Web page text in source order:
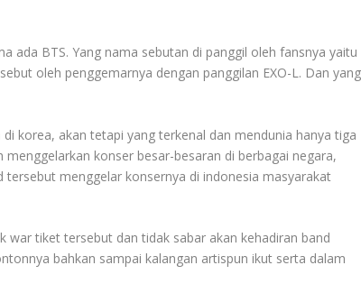
ada BTS. Yang nama sebutan di panggil oleh fansnya yaitu
oleh penggemarnya dengan panggilan EXO-L. Dan yang
korea, akan tetapi yang terkenal dan mendunia hanya tiga
konser besar-besaran di berbagai negara,
menggelar konsernya di indonesia masyarakat
tiket tersebut dan tidak sabar akan kehadiran band
bahkan sampai kalangan artispun ikut serta dalam